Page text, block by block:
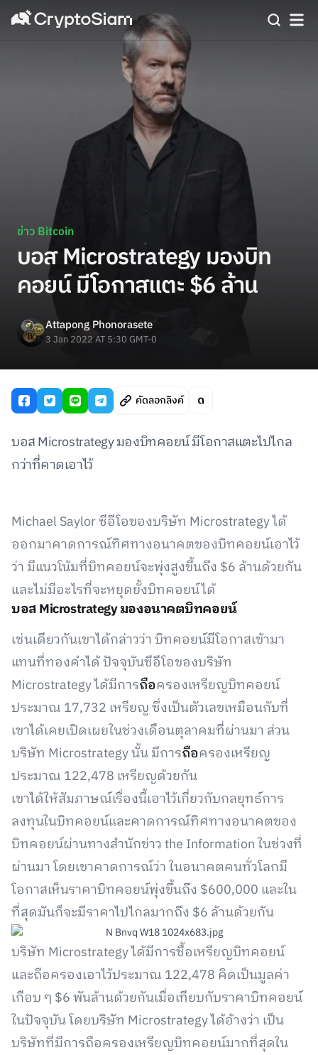
ข่าว Bitcoin
บอส Microstrategy มองบิท
คอยน์ มีโอกาสแตะ $6 ล้าน
Attapong Phonorasete
3 Jan 2022 AT 5:30 GMT-0
คัดลอกลิงค์
บอส Microstrategy มองบิทคอยน์ มีโอกาสแตะไปไกล
กว่าที่คาดเอาไว้
Michael Saylor ซีอีโอของบริษัท Microstrategy ได้
ออกมาคาดการณ์ทิศทางอนาคตของบิทคอยน์เอาไว้
ว่า มีแนวโน้มที่บิทคอยน์จะพุ่งสูงขึ้นถึง $6 ล้านด้วยกัน
และไม่มีอะไรที่จะหยุดยั้งบิทคอยน์ได้
บอส Microstrategy มองอนาคตบิทคอยน์
เช่นเดียวกันเขาได้กล่าวว่า บิทคอยน์มีโอกาสเข้ามา
แทนที่ทองคำได้ ปัจจุบันซีอีโอของบริษัท
Microstrategy ได้มีการถือครองเหรียญบิทคอยน์
ประมาณ 17,732 เหรียญ ซึ่งเป็นตัวเลขเหมือนกับที่
เขาได้เคยเปิดเผยในช่วงเดือนตุลาคมที่ผ่านมา ส่วน
บริษัท Microstrategy นั้น มีการถือครองเหรียญ
ประมาณ 122,478 เหรียญด้วยกัน
เขาได้ให้สัมภาษณ์เรื่องนี้เอาไว้เกี่ยวกับกลยุทธ์การ
ลงทุนในบิทคอยน์และคาดการณ์ทิศทางอนาคตของ
บิทคอยน์ผ่านทางสำนักข่าว the Information ในช่วงที่
ผ่านมา โดยเขาคาดการณ์ว่า ในอนาคตคนทั่วโลกมี
โอกาสเห็นราคาบิทคอยน์พุ่งขึ้นถึง $600,000 และใน
ที่สุดมันก็จะมีราคาไปไกลมากถึง $6 ล้านด้วยกัน
บริษัท Microstrategy ได้มีการซื้อเหรียญบิทคอยน์
และถือครองเอาไว้ประมาณ 122,478 คิดเป็นมูลค่า
เกือบ ๆ $6 พันล้านด้วยกันเมื่อเทียบกับราคาบิทคอยน์
ในปัจจุบัน โดยบริษัท Microstrategy ได้อ้างว่า เป็น
บริษัทที่มีการถือครองเหรียญบิทคอยน์มากที่สุดใน